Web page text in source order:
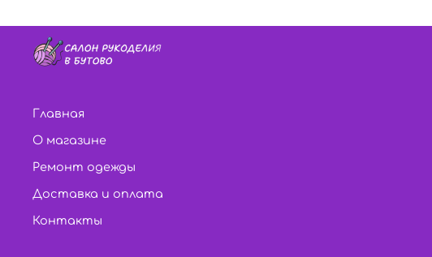
Главная
О магазине
Ремонт одежды
Доставка и оплата
Контакты